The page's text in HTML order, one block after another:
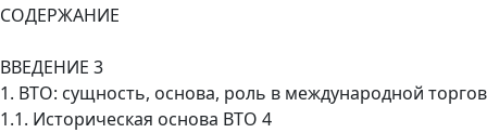
СОДЕРЖАНИЕ
ВВЕДЕНИЕ 3
1. ВТО: сущность, основа, роль в международной
1.1. Историческая основа ВТО 4